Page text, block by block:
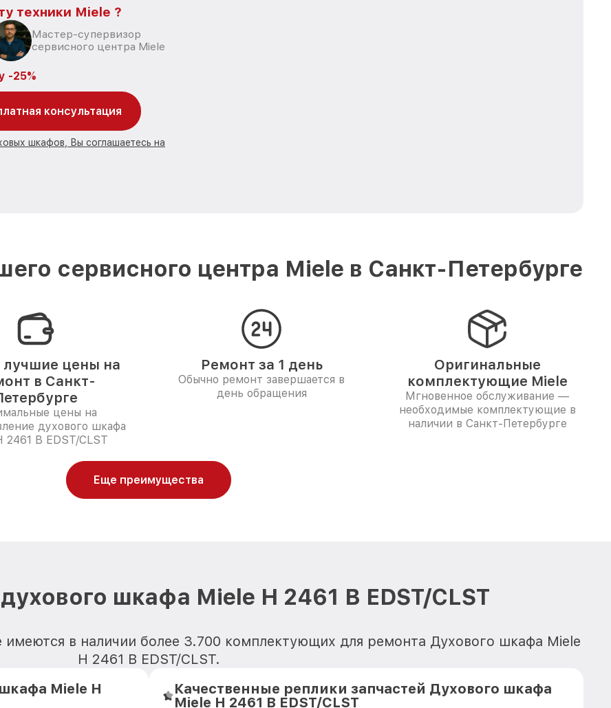
техники Miele ?
Мастер-супервизор
сервисного центра Miele
-25%
консультация
шкафов, Вы соглашаетесь на
сервисного центра Miele в Санкт-Петербурге
цены на
в Санкт-
цены на
духового шкафа
2461 B EDST/CLST
Ремонт за 1 день
Обычно ремонт завершается в
день обращения
Оригинальные
комплектующие Miele
Мгновенное обслуживание —
необходимые комплектующие в
наличии в Санкт-Петербурге
Еще преимущества
шкафа Miele H 2461 B EDST/CLST
в наличии более 3.700 комплектующих для ремонта Духового шкафа Miele
H 2461 B EDST/CLST.
Miele H
Качественные реплики запчастей Духового шкафа
Miele H 2461 B EDST/CLST